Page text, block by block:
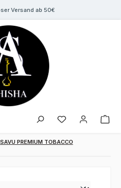
Versand ab 50€
Du hast 0
SAVU PREMIUM TOBACCO